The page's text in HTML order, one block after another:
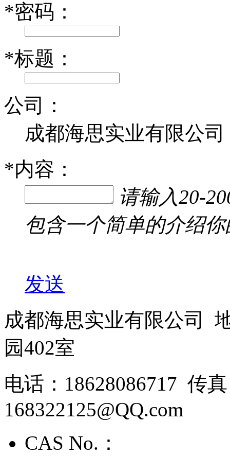
*密码：
*标题：
公司：
成都海思实业有限公司
*内容：
请输入20-
包含一个简单的介绍
发送
成都海思实业有限公司
园402室
电话：18628086717 传
168322125@QQ.com
CAS No.：